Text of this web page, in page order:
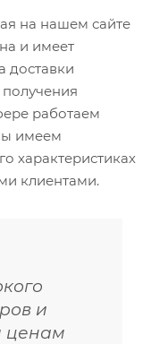
на нашем сайте
и имеет
доставки
работаем
имеем
характеристиках
клиентами.
и
ценам